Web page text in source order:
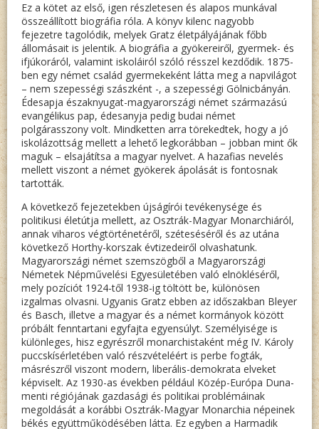
Ez a kötet az első, igen részletesen és alapos munkával
összeállított biográfia róla. A könyv kilenc nagyobb
fejezetre tagolódik, melyek Gratz életpályájának főbb
állomásait is jelentik. A biográfia a gyökereiről, gyermek- és
ifjúkoráról, valamint iskoláiról szóló résszel kezdődik. 1875-
ben egy német család gyermekeként látta meg a napvilágot
– nem szepességi szászként -, a szepességi Gölnicbányán.
Édesapja északnyugat-magyarországi német származású
evangélikus pap, édesanyja pedig budai német
polgárasszony volt. Mindketten arra törekedtek, hogy a jó
iskolázottság mellett a lehető legkorábban – jobban mint ők
maguk – elsajátítsa a magyar nyelvet. A hazafias nevelés
mellett viszont a német gyökerek ápolását is fontosnak
tartották.
A következő fejezetekben újságírói tevékenysége és
politikusi életútja mellett, az Osztrák-Magyar Monarchiáról,
annak viharos végtörténetéről, széteséséről és az utána
következő Horthy-korszak évtizedeiről olvashatunk.
Magyarországi német szemszögből a Magyarországi
Németek Népművelési Egyesületében való elnökléséről,
mely pozíciót 1924-től 1938-ig töltött be, különösen
izgalmas olvasni. Ugyanis Gratz ebben az időszakban Bleyer
és Basch, illetve a magyar és a német kormányok között
próbált fenntartani egyfajta egyensúlyt. Személyisége is
különleges, hisz egyrészről monarchistaként még IV. Károly
puccskísérletében való részvételéért is perbe fogták,
másrészről viszont modern, liberális-demokrata elveket
képviselt. Az 1930-as években például Közép-Európa Duna-
menti régiójának gazdasági és politikai problémáinak
megoldását a korábbi Osztrák-Magyar Monarchia népeinek
békés együttműködésében látta. Ez egyben a Harmadik